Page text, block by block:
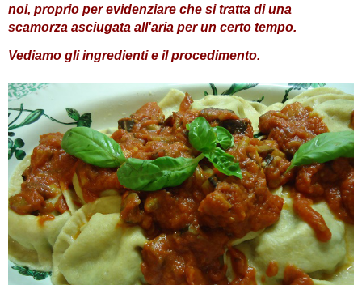
noi, proprio per evidenziare che si tratta di una
scamorza asciugata all'aria per un certo tempo.
Vediamo gli ingredienti e il procedimento.